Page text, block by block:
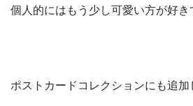
個人的にはもう少し可愛い方が好き
ポストカードコレクションにも追加